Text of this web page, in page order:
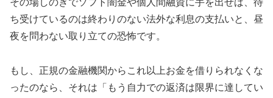
その場しのぎでソフト闇金や個人間融資に手を出せば、待
ち受けているのは終わりのない法外な利息の支払いと、昼
夜を問わない取り立ての恐怖です。
もし、正規の金融機関からこれ以上お金を借りられなくな
ったのなら、それは「もう自力での返済は限界に達してい